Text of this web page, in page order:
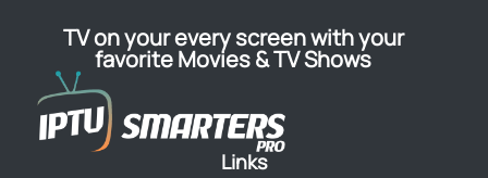
TV on your every screen with your
favorite Movies & TV Shows
Links